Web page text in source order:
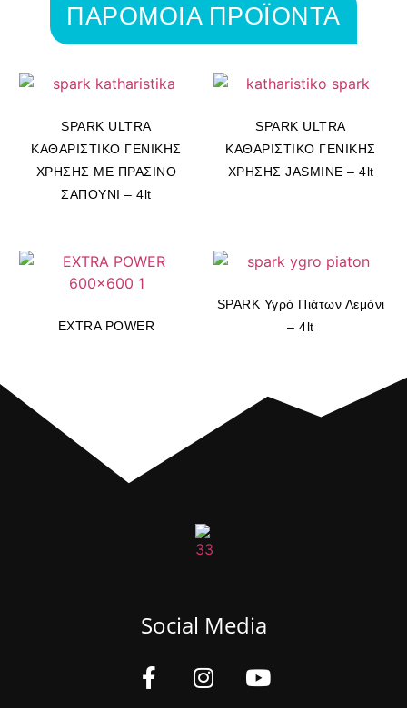
ΠΑΡΟΜΟΙΑ ΠΡΟΪΟΝΤΑ
SPARK ULTRA
ΚΑΘΑΡΙΣΤΙΚΟ ΓΕΝΙΚΗΣ
ΧΡΗΣΗΣ ΜΕ ΠΡΑΣΙΝΟ
ΣΑΠΟΥΝΙ – 4lt
SPARK ULTRA
ΚΑΘΑΡΙΣΤΙΚΟ ΓΕΝΙΚΗΣ
ΧΡΗΣΗΣ JASMINE – 4lt
EXTRA POWER
SPARK Υγρό Πιάτων Λεμόνι
– 4lt
Social Media